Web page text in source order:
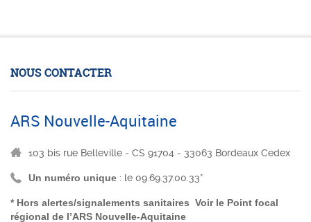
NOUS CONTACTER
ARS Nouvelle-Aquitaine
103 bis rue Belleville - CS 91704 - 33063 Bordeaux Cedex
Un numéro unique : le 09.69.37.00.33*
* Hors alertes/signalements sanitaires Voir le Point focal
régional de l’ARS Nouvelle-Aquitaine